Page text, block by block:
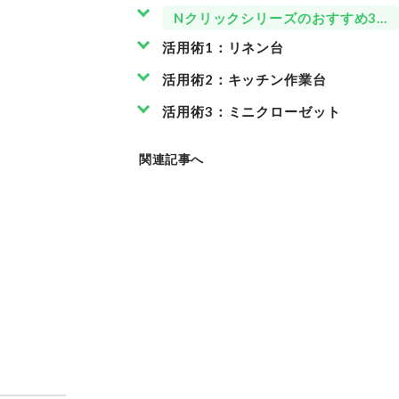
Nクリックシリーズのおすすめ3ア
活用術1：リネン台
活用術2：キッチン作業台
活用術3：ミニクローゼット
関連記事へ